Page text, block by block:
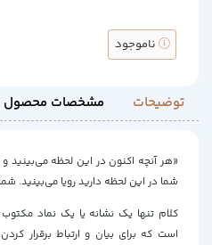
ناموجود
توضیحات مشخصات محصول
«هر آنچه اکنون در این لحظه می‌بینید
شما در این لحظه دارید رویا می‌بینید.
کلام تنها یک نشانه یا یک نماد
است که برای بیان و ارتباط برقرار